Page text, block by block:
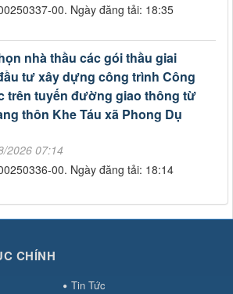
00. Ngày đăng tải: 18:35
nhà thầu các gói thầu giai
tư xây dựng công trình Công
trên tuyến đường giao thông từ
thôn Khe Táu xã Phong Dụ
2026 07:14
00. Ngày đăng tải: 18:14
CHÍNH
Tin Tức